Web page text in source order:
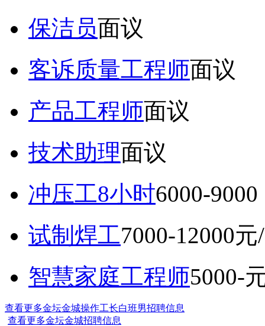
保洁员面议
客诉质量工程师面议
产品工程师面议
技术助理面议
冲压工8小时6000-
试制焊工7000-12000元
智慧家庭工程师5000-
查看更多金坛金城操作工长白班男招聘信息
查看更多金坛金城招聘信息